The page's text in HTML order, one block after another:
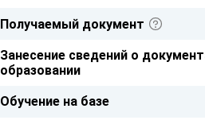
Получаемый документ
Занесение сведений о
образовании
Обучение на базе